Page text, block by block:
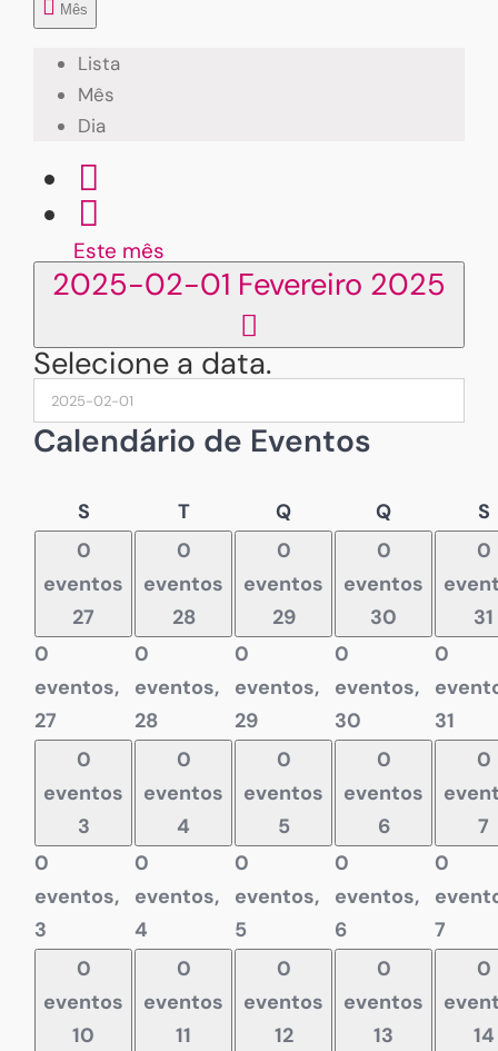
Mês
Lista
Mês
Dia
Este mês
2025-02-01 Fevereiro 2025
Selecione a data.
Calendário de Eventos
SSegunda-
feira
TTerça-
feira
QQuarta-
QQuinta-
S
0
eventos
27
0
eventos,
27
0
eventos
28
0
eventos,
28
0
eventos
29
0
eventos,
29
0
eventos
30
0
eventos,
30
0
31
0
31
0
eventos
3
0
eventos,
3
0
eventos
4
0
eventos,
4
0
eventos
5
0
eventos,
5
0
eventos
6
0
eventos,
6
0
7
0
7
0
eventos
10
0
eventos
11
0
eventos
12
0
eventos
13
0
14